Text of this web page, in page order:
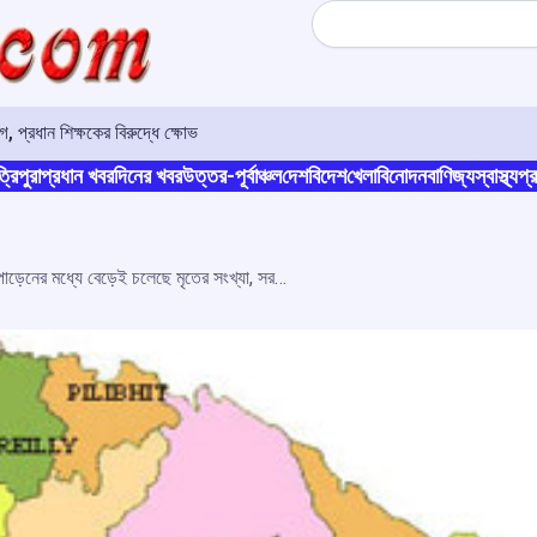
Search
প্রধান শিক্ষকের বিরুদ্ধে ক্ষোভ
প্রধান খবরদিনের খবরউত্তর-পূর্বাঞ্চলদেশবিদেশখেলাবিনোদনবাণিজ্যস্বাস্থ্য
গোরক্ষপুরে প্রশাসনিক টানাপোড়েনের মধ্যে বেড়েই চলেছে মৃতের সংখ্যা, সরব সব মহল